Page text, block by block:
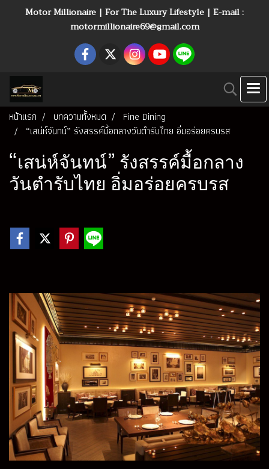
Motor Millionaire | For The Luxury Lifestyle | E-mail :
motormillionaire69@gmail.com
หน้าแรก บทความทั้งหมด
Fine Dining
“เสน่ห์จันทน์” รังสรรค์มื้อกลางวันตำรับไทย อิ่มอร่อยครบรส
“เสน่ห์จันทน์” รังสรรค์มื้อกลาง
วันตำรับไทย อิ่มอร่อยครบรส